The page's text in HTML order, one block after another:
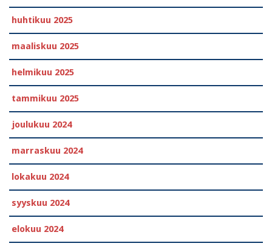
huhtikuu 2025
maaliskuu 2025
helmikuu 2025
tammikuu 2025
joulukuu 2024
marraskuu 2024
lokakuu 2024
syyskuu 2024
elokuu 2024